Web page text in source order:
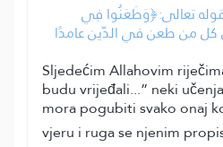
تعالى:﴿وَطَعَنُوا فِي
من طعن في الدّين عامدًا
Sljedećim Allahovim
budu vrijeđali...” neki
mora pogubiti svako onaj
vjeru i ruga se njenim